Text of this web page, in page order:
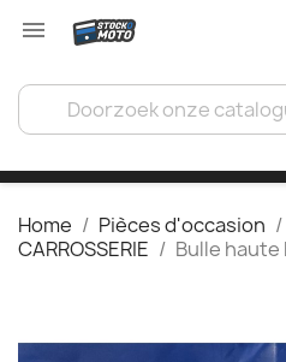

Home Pièces d'occasion
CARROSSERIE
Bulle haute